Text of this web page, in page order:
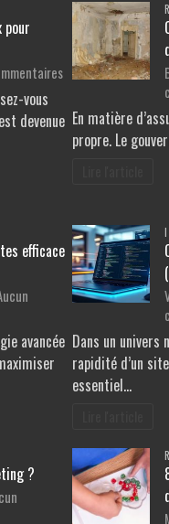
pour
sur
des
Réseaux
Sociaux
nouveaux
clients
vous
devenue En matière
propre. Le
efficace
avancée Dans un univers
rapidité d’un
essentiel…
?